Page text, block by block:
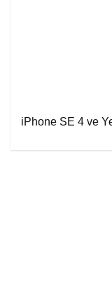
iPhone SE 4 ve